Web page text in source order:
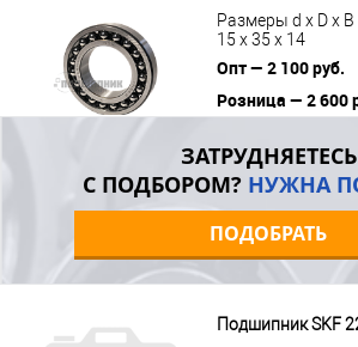
Размеры d x D x B
15 x 35 x 14
Опт — 2 100 руб.
Розница — 2 600
ЗАТРУДНЯЕТЕСЬ
С ПОДБОРОМ? НУЖНА
ПОДОБРАТЬ
Подшипник SKF